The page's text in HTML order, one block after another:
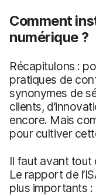
Comment
numérique ?
Récapitulons :
pratiques de
synonymes de
clients,
encore. Mais
pour cultiver
Il faut avant tout
Le rapport de
plus importants :